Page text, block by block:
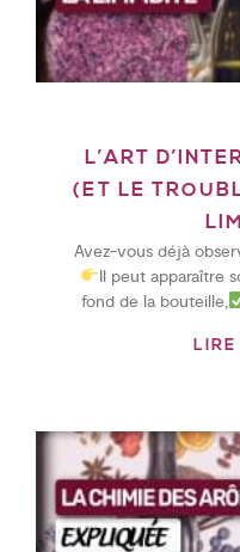
L’ART
(ET LE
Avez-vous déjà
Il peut apparaître
fond de la bouteille,